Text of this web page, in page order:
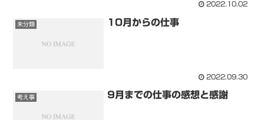
2022.10.02
未分類 10月からの仕事
2022.09.30
考え事 9月までの仕事の感想と感謝